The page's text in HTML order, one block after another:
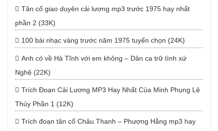
Tân cổ giao duyên cải lương mp3 trước 1975 hay nhất
phần 2 (33K)
100 bài nhạc vàng trước năm 1975 tuyển chọn (24K)
Anh có về Hà Tĩnh với em không – Dân ca trữ tình xứ
Nghệ (22K)
Trích Đoạn Cải Lương MP3 Hay Nhất Của Minh Phụng Lệ
Thủy Phần 1 (12K)
Trích đoạn tân cổ Châu Thanh – Phượng Hằng mp3 hay